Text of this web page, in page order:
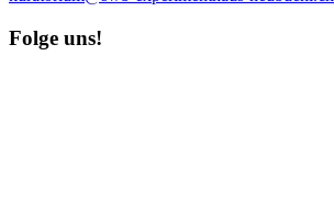
Folge uns!